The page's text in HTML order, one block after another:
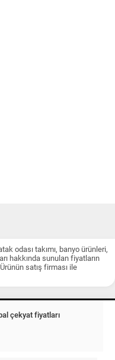
odası takımı, banyo ürünleri,
hakkında sunulan fiyatların
satış firması ile
çekyat fiyatları